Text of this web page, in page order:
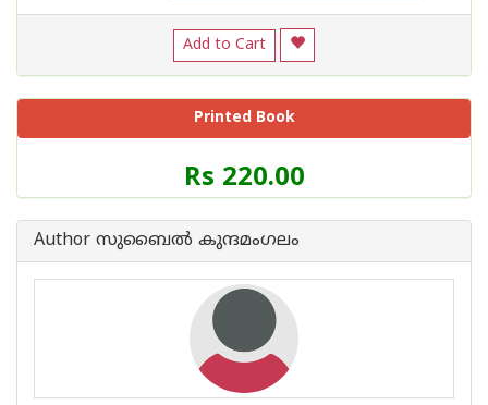
Add to Cart
Printed Book
Price
of
Book
Rs 220.00
Author സുബൈല്‍ കുന്ദമംഗലം